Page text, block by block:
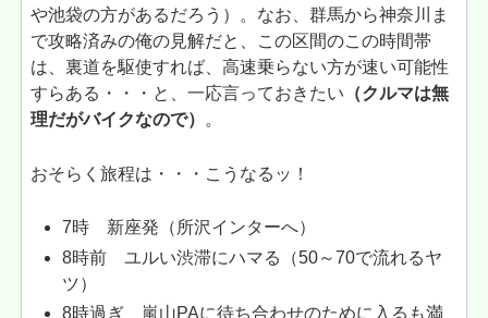
や池袋の方があるだろう）。なお、群馬から神奈川ま
で攻略済みの俺の見解だと、この区間のこの時間帯
は、裏道を駆使すれば、高速乗らない方が速い可能性
すらある・・・と、一応言っておきたい （クルマは無
理だがバイクなので）
。
おそらく旅程は・・・こうなるッ！
7時 新座発（所沢インターへ）
8時前 ユルい渋滞にハマる（50～70で流れるヤ
ツ）
8時過ぎ 嵐山PAに待ち合わせのために入るも満